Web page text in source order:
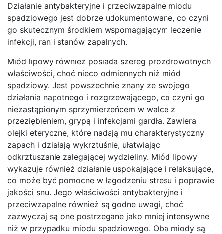
Działanie antybakteryjne i przeciwzapalne miodu
spadziowego jest dobrze udokumentowane, co czyni
go skutecznym środkiem wspomagającym leczenie
infekcji, ran i stanów zapalnych.
Miód lipowy również posiada szereg prozdrowotnych
właściwości, choć nieco odmiennych niż miód
spadziowy. Jest powszechnie znany ze swojego
działania napotnego i rozgrzewającego, co czyni go
niezastąpionym sprzymierzeńcem w walce z
przeziębieniem, grypą i infekcjami gardła. Zawiera
olejki eteryczne, które nadają mu charakterystyczny
zapach i działają wykrztuśnie, ułatwiając
odkrztuszanie zalegającej wydzieliny. Miód lipowy
wykazuje również działanie uspokajające i relaksujące,
co może być pomocne w łagodzeniu stresu i poprawie
jakości snu. Jego właściwości antybakteryjne i
przeciwzapalne również są godne uwagi, choć
zazwyczaj są one postrzegane jako mniej intensywne
niż w przypadku miodu spadziowego. Oba miody są